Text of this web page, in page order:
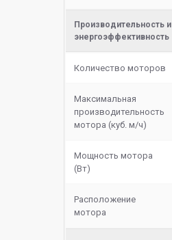
Производительность и
энергоэффективность
Количество моторов
Максимальная
производительность
мотора (куб. м/ч)
Мощность мотора
(Вт)
Расположение
мотора